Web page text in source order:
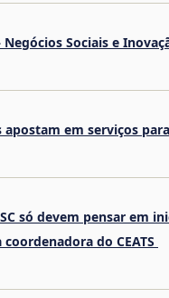
Negócios Sociais e
apostam em serviços
só devem pensar em
do CEATS